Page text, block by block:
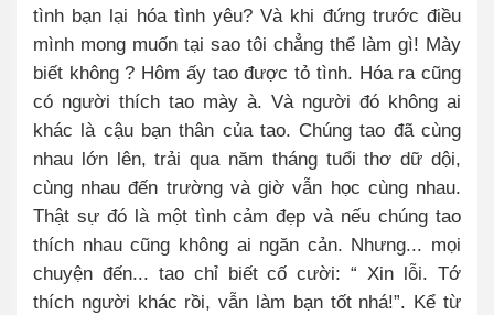
tình bạn lại hóa tình yêu? Và khi đứng trước điều
mình mong muốn tại sao tôi chẳng thể làm gì! Mày
biết không ? Hôm ấy tao được tỏ tình. Hóa ra cũng
có người thích tao mày à. Và người đó không ai
khác là cậu bạn thân của tao. Chúng tao đã cùng
nhau lớn lên, trải qua năm tháng tuổi thơ dữ dội,
cùng nhau đến trường và giờ vẫn học cùng nhau.
Thật sự đó là một tình cảm đẹp và nếu chúng tao
thích nhau cũng không ai ngăn cản. Nhưng... mọi
chuyện đến... tao chỉ biết cố cười: “ Xin lỗi. Tớ
thích người khác rồi, vẫn làm bạn tốt nhá!”. Kể từ